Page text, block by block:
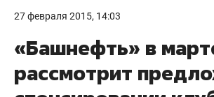
27 февраля 2015, 14:03
«Башнефть» в
рассмотрит